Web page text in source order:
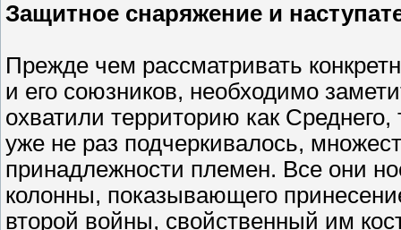
Защитное снаряжение и
Прежде чем рассматривать
и его союзников, необходимо
охватили территорию как
уже не раз подчеркивалось,
принадлежности племен. Все они
колонны, показывающего
второй войны, свойственный им